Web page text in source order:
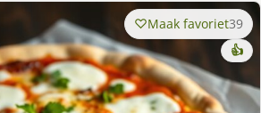
Maak favoriet39
👍